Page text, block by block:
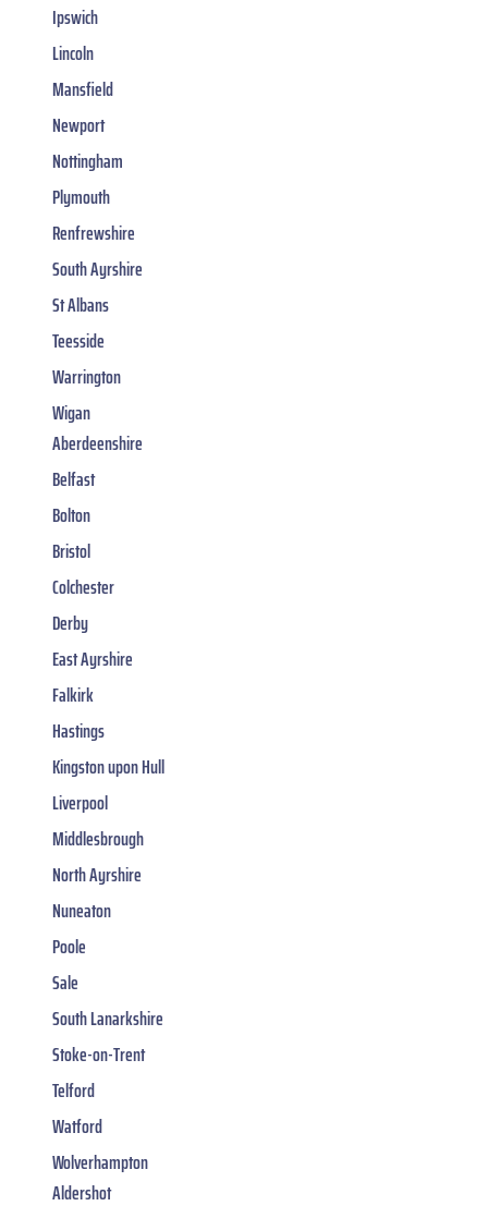
Ipswich
Lincoln
Mansfield
Newport
Nottingham
Plymouth
Renfrewshire
South Ayrshire
St Albans
Teesside
Warrington
Wigan
Aberdeenshire
Belfast
Bolton
Bristol
Colchester
Derby
East Ayrshire
Falkirk
Hastings
Kingston upon Hull
Liverpool
Middlesbrough
North Ayrshire
Nuneaton
Poole
Sale
South Lanarkshire
Stoke-on-Trent
Telford
Watford
Wolverhampton
Aldershot